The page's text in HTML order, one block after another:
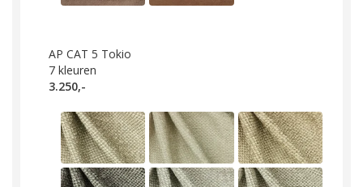
AP CAT 5 Tokio
7 kleuren
3.250,-